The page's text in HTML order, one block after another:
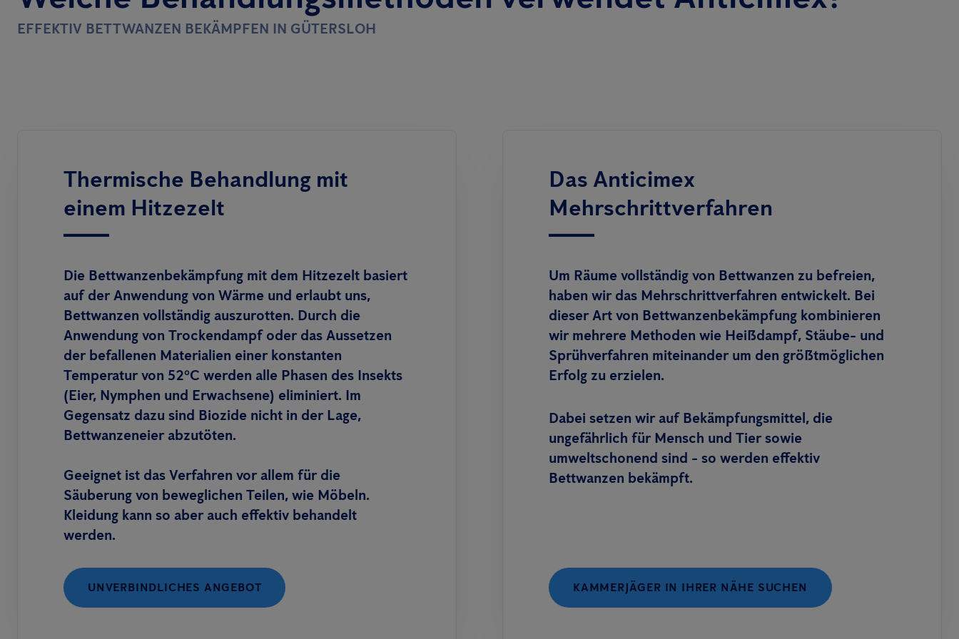
EFFEKTIV BETTWANZEN BEKÄMPFEN IN GÜTERSLOH
Thermische Behandlung mit
einem Hitzezelt
Die Bettwanzenbekämpfung mit dem Hitzezelt basiert
auf der Anwendung von Wärme und erlaubt uns,
Bettwanzen vollständig auszurotten. Durch die
Anwendung von Trockendampf oder das Aussetzen
der befallenen Materialien einer konstanten
Temperatur von 52ºC werden alle Phasen des Insekts
(Eier, Nymphen und Erwachsene) eliminiert. Im
Gegensatz dazu sind Biozide nicht in der Lage,
Bettwanzeneier abzutöten.
Geeignet ist das Verfahren vor allem für die
Säuberung von beweglichen Teilen, wie Möbeln.
Kleidung kann so aber auch effektiv behandelt
werden.
UNVERBINDLICHES ANGEBOT
Das Anticimex
Mehrschrittverfahren
Um Räume vollständig von Bettwanzen zu befreien,
haben wir das Mehrschrittverfahren entwickelt. Bei
dieser Art von Bettwanzenbekämpfung kombinieren
wir mehrere Methoden wie Heißdampf, Stäube- und
Sprühverfahren miteinander um den größtmöglichen
Erfolg zu erzielen.
Dabei setzen wir auf Bekämpfungsmittel, die
ungefährlich für Mensch und Tier sowie
umweltschonend sind - so werden effektiv
Bettwanzen bekämpft.
KAMMERJÄGER IN IHRER NÄHE SUCHEN